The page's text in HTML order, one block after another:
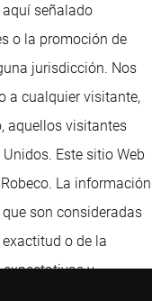
señalado
o la promoción de
jurisdicción. Nos
a cualquier visitante,
aquellos visitantes
Este sitio Web
La información
son consideradas
o de la
y